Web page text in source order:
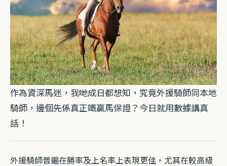
作為資深馬迷，我哋成日都想知，究竟外援騎師同本地
騎師，邊個先係真正嘅贏馬保證？今日就用數據講真
話！
外援騎師普遍在勝率及上名率上表現更佳，尤其在較高級